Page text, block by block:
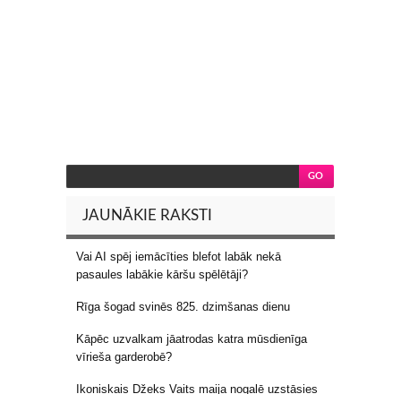
JAUNĀKIE RAKSTI
Vai AI spēj iemācīties blefot labāk nekā
pasaules labākie kāršu spēlētāji?
Rīga šogad svinēs 825. dzimšanas dienu
Kāpēc uzvalkam jāatrodas katra mūsdienīga
vīrieša garderobē?
Ikoniskais Džeks Vaits maija nogalē uzstāsies